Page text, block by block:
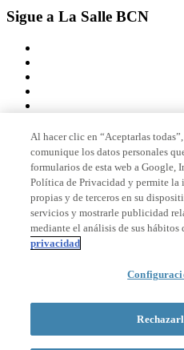
Sigue a La Salle BCN
Miembro de
Acreditaciones
© 2026 La Salle Campus
Formulario de
Al hacer clic en “Aceptarlas
comunique los datos personales
formularios de esta web a Google,
Política de Privacidad y permite la
propias y de terceros en su
servicios y mostrarle publicidad
mediante el análisis de sus hábitos
privacidad